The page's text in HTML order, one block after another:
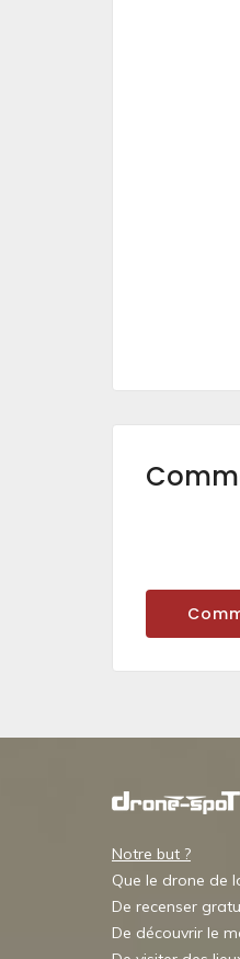
Notre but ?
Que le drone de
De recenser
De découvrir le